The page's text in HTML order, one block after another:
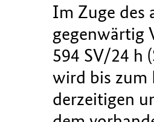
Im Zuge des
gegenwärtig
594 SV/24 h
wird bis zum
derzeitigen